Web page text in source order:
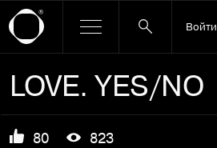
Войти
LOVE. YES/NO
80 823